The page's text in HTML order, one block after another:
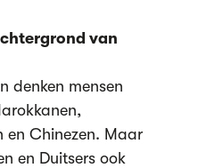
van
denken mensen
en Chinezen. Maar
en Duitsers ook